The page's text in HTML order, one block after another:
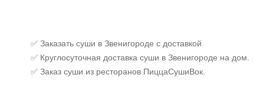
✅ Заказать суши в Звенигороде с доставкой
✅ Круглосуточная доставка суши в Звенигороде на дом.
✅ Заказ суши из ресторанов ПиццаСушиВок.